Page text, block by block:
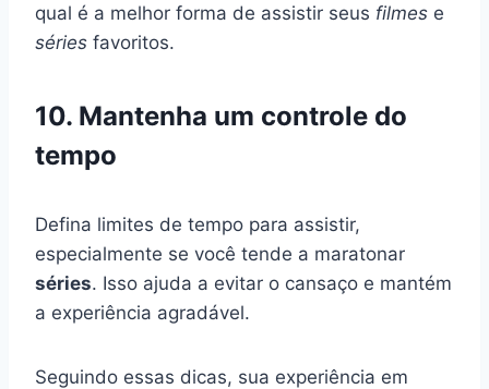
qual é a melhor forma de assistir seus filmes e
séries favoritos.
10. Mantenha um controle do
tempo
Defina limites de tempo para assistir,
especialmente se você tende a maratonar
séries. Isso ajuda a evitar o cansaço e mantém
a experiência agradável.
Seguindo essas dicas, sua experiência em